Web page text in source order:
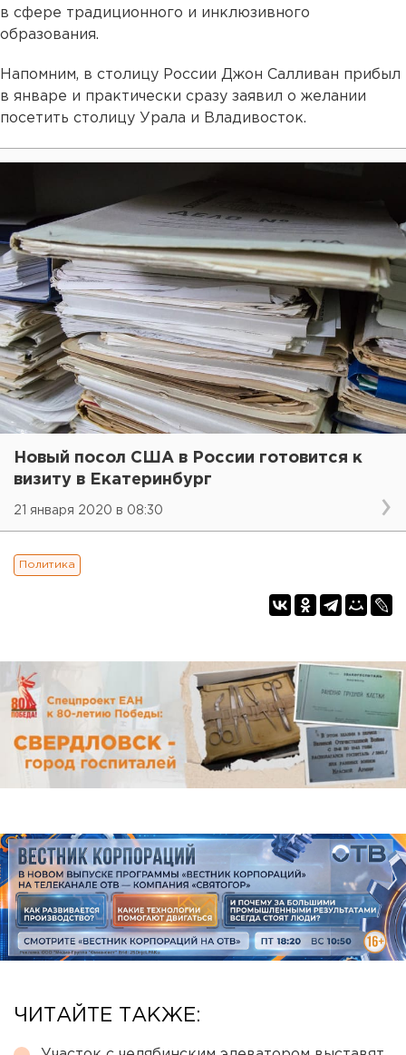
в сфере традиционного и инклюзивного
образования.
Напомним, в столицу России Джон Салливан прибыл
в январе и практически сразу заявил о желании
посетить столицу Урала и Владивосток.
Новый посол США в России готовится к
визиту в Екатеринбург
21 января 2020 в 08:30
Политика
ЧИТАЙТЕ ТАКЖЕ: